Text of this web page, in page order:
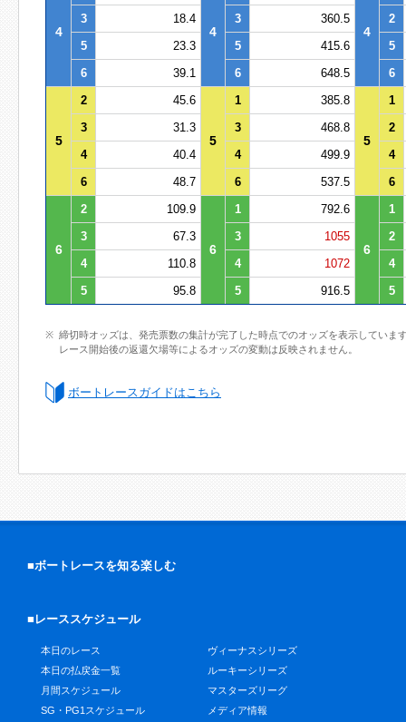
4 4 4
3
18.4 3 360.5
2
5
23.3 5 415.6
5
6
39.1 6 648.5 6
5
2 45.6
5
1 385.8
5
1
3
31.3 3 468.8
2
4
40.4 4 499.9
4
6
48.7 6 537.5 6
6
2 109.9
6
1 792.6
6
1
3
67.3 3 1055
2
4
110.8 4 1072
4
5
95.8 5 916.5 5
締切時オッズは、発売票数の集計が完了した時点でのオッズを表示していま
レース開始後の返還欠場等によるオッズの変動は反映されません。
ボートレースガイドはこちら
■ボートレースを知る楽しむ
■レーススケジュール
本日のレース
本日の払戻金一覧
月間スケジュール
SG・PG1スケジュール
ヴィーナスシリーズ
ルーキーシリーズ
マスターズリーグ
メディア情報